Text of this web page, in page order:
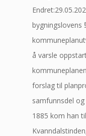
bygningslovens
å varsle
forslag til
samfunnsdel
1885 kom han